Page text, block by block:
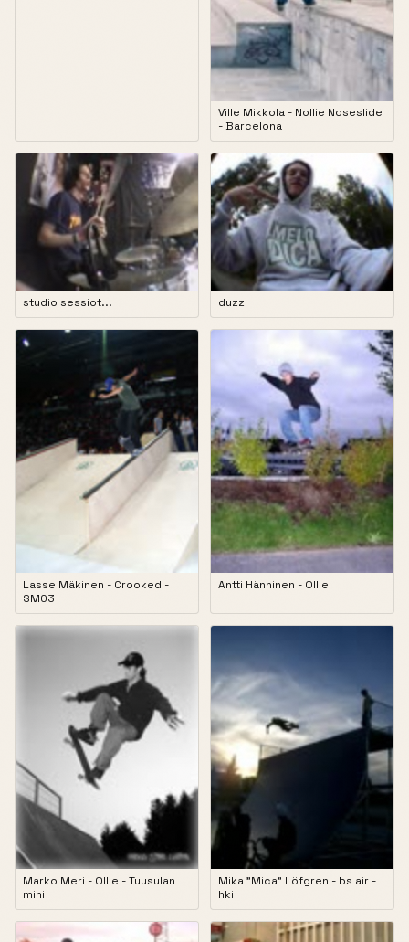
Ville Mikkola - Nollie Noseslide
- Barcelona
studio sessiot... duzz
Lasse Mäkinen - Crooked -
SM03
Antti Hänninen - Ollie
Marko Meri - Ollie - Tuusulan
mini
Mika "Mica" Löfgren - bs air -
hki